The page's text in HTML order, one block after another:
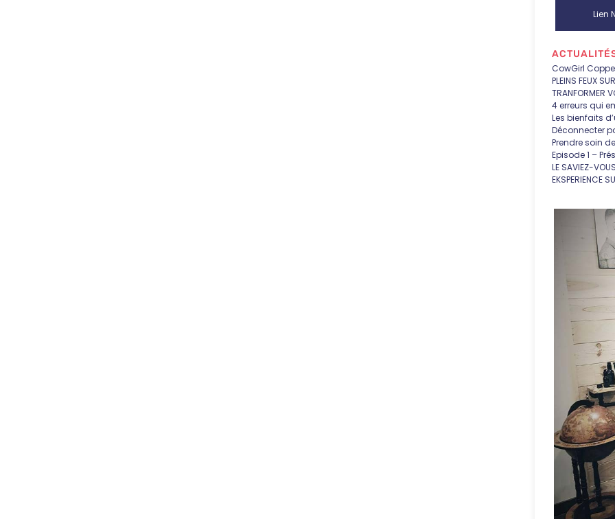
Lien
CowGirl
PLEINS FEUX
TRANFORMER
4 erreurs qui
Les bienfaits
Déconnecter
Prendre soin
Episode 1 –
LE SAVIEZ-
EKSPERIENCE